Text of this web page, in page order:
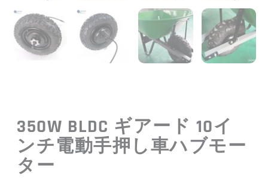
350W BLDC ギアード 10イ
ンチ電動手押し車ハブモー
ター